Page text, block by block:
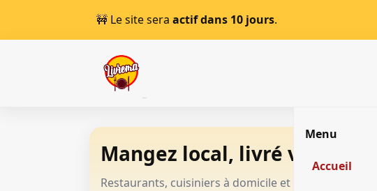
🚧 Le site sera actif dans 10 jours.
Menu
Accueil
Mangez local, livré vite 🍽️
Restaurants, cuisiniers à domicile et livreurs